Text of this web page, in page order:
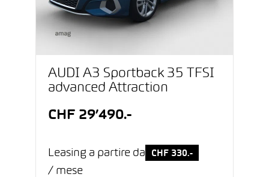
AUDI A3 Sportback 35 TFSI
advanced Attraction
CHF 29’490.-
Leasing a partire da CHF 330.-
/ mese